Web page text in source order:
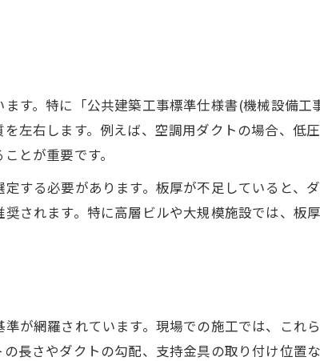
断軸整理
隔の関係性
ジョイントの選び方
ダクト工事
る重要性
手順を解説
管理の要点
す。特に「公共建築工事標準仕様書(機械設備工
左右します。例えば、空調用ダクトの場合、低
とが重要です。
する必要があります。板厚が不足していると、
されます。特に高層ビルや大規模施設では、板
が網羅されています。現場での施工では、これ
長さやダクトの勾配、支持金具の取り付け位置